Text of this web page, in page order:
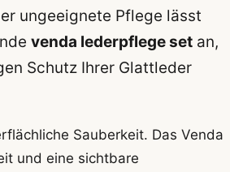
ungeeignete Pflege lässt
venda lederpflege set an,
Schutz Ihrer Glattleder
Sauberkeit. Das Venda
und eine sichtbare